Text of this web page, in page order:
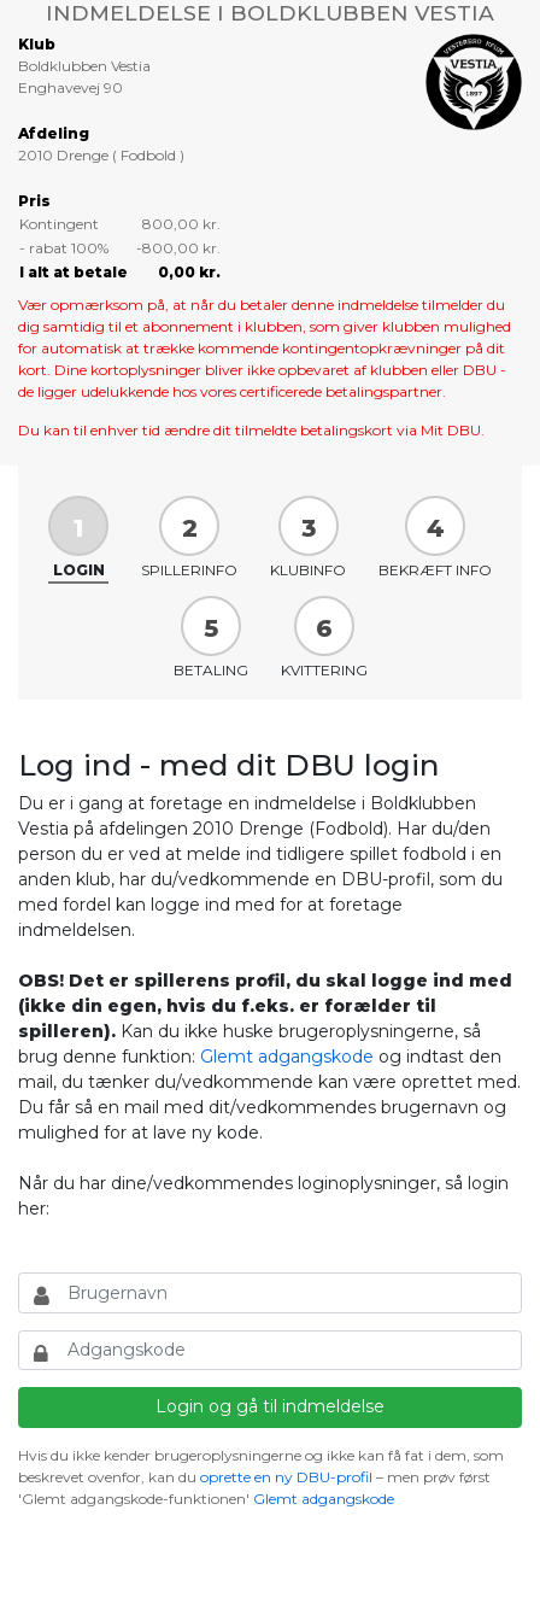
INDMELDELSE I BOLDKLUBBEN VESTIA
Klub
Boldklubben Vestia
Enghavevej 90
Afdeling
2010 Drenge ( Fodbold )
Pris
Kontingent
800,00 kr.
- rabat 100%
-800,00 kr.
I alt at betale
0,00 kr.
Vær opmærksom på, at når du betaler denne indmeldelse tilmelder du
dig samtidig til et abonnement i klubben, som giver klubben mulighed
for automatisk at trække kommende kontingentopkrævninger på dit
kort. Dine kortoplysninger bliver ikke opbevaret af klubben eller DBU -
de ligger udelukkende hos vores certificerede betalingspartner.
Du kan til enhver tid ændre dit tilmeldte betalingskort via Mit DBU.
1
LOGIN
2
SPILLERINFO
3
KLUBINFO
4
BEKRÆFT INFO
5
BETALING
6
KVITTERING
Log ind - med dit DBU login
Du er i gang at foretage en indmeldelse i Boldklubben
Vestia på afdelingen 2010 Drenge (Fodbold). Har du/den
person du er ved at melde ind tidligere spillet fodbold i en
anden klub, har du/vedkommende en DBU-profil, som du
med fordel kan logge ind med for at foretage
indmeldelsen.
OBS! Det er spillerens profil, du skal logge ind med
(ikke din egen, hvis du f.eks. er forælder til
spilleren). Kan du ikke huske brugeroplysningerne, så
brug denne funktion: Glemt adgangskode og indtast den
mail, du tænker du/vedkommende kan være oprettet med.
Du får så en mail med dit/vedkommendes brugernavn og
mulighed for at lave ny kode.
Når du har dine/vedkommendes loginoplysninger, så login
her:
Hvis du ikke kender brugeroplysningerne og ikke kan få fat i dem, som
beskrevet ovenfor, kan du oprette en ny DBU-profil – men prøv først
'Glemt adgangskode-funktionen' Glemt adgangskode